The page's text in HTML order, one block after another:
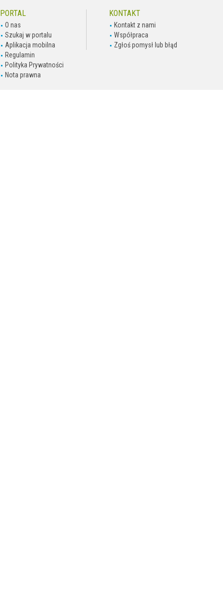
PORTAL
O nas
Szukaj w portalu
Aplikacja mobilna
Regulamin
Polityka Prywatności
Nota prawna
KONTAKT
Kontakt z nami
Współpraca
Zgłoś pomysł lub błąd